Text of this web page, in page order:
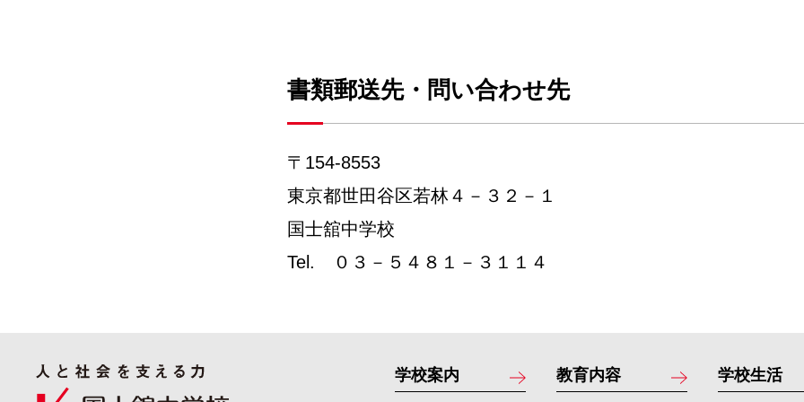
書類郵送先・問い合わせ先
〒154-8553
東京都世田谷区若林４－３２－１
国士舘中学校
Tel. ０３－５４８１－３１１４
学校案内 教育内容 学校生活